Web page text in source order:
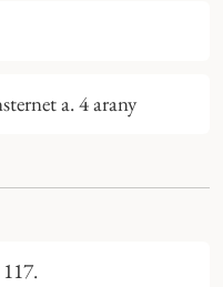
a. 4 arany